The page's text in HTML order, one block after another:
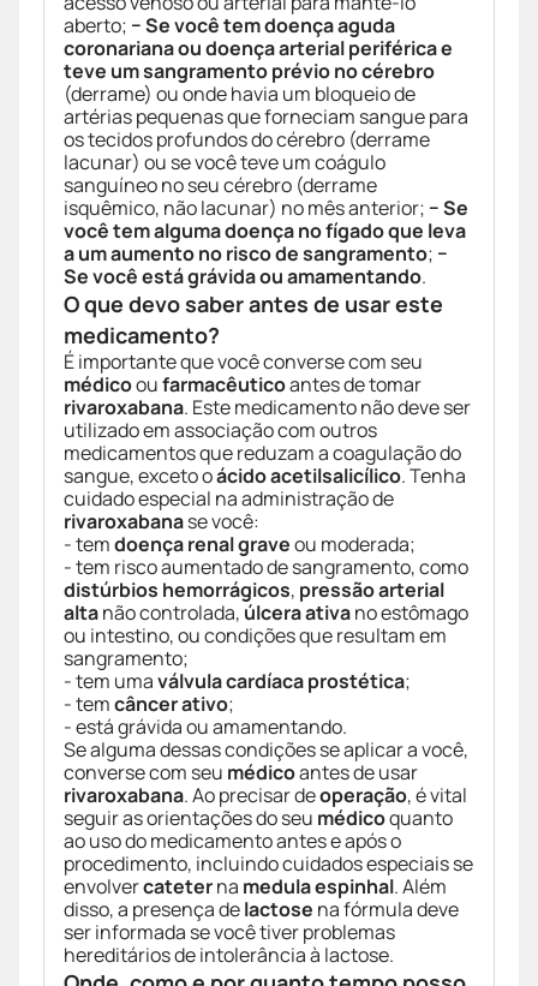
aberto; − Se você tem doença aguda
coronariana ou doença arterial periférica e
teve um sangramento prévio no cérebro
(derrame) ou onde havia um bloqueio de
artérias pequenas que forneciam sangue para
os tecidos profundos do cérebro (derrame
lacunar) ou se você teve um coágulo
sanguíneo no seu cérebro (derrame
isquêmico, não lacunar) no mês anterior; − Se
você tem alguma doença no fígado que leva
a um aumento no risco de sangramento; −
Se você está grávida ou amamentando.
O que devo saber antes de usar este
medicamento?
É importante que você converse com seu
médicooufarmacêuticoantes de tomar
rivaroxabana. Este medicamento não deve ser
utilizado em associação com outros
medicamentos que reduzam a coagulação do
sangue, exceto oácido acetilsalicílico. Tenha
cuidado especial na administração de
rivaroxabanase você:
- temdoença renal graveou moderada;
- tem risco aumentado de sangramento, como
distúrbios hemorrágicos, pressão arterial
altanão controlada, úlcera ativano estômago
ou intestino, ou condições que resultam em
sangramento;
- tem umaválvula cardíaca prostética;
- temcâncer ativo;
- está grávida ou amamentando.
Se alguma dessas condições se aplicar a você,
converse com seu médicoantes de usar
rivaroxabana. Ao precisar deoperação, é vital
seguir as orientações do seu médicoquanto
ao uso do medicamento antes e após o
procedimento, incluindo cuidados especiais se
envolvercateterna medula espinhal. Além
disso, a presença delactose na fórmula deve
ser informada se você tiver problemas
hereditários de intolerância à lactose.